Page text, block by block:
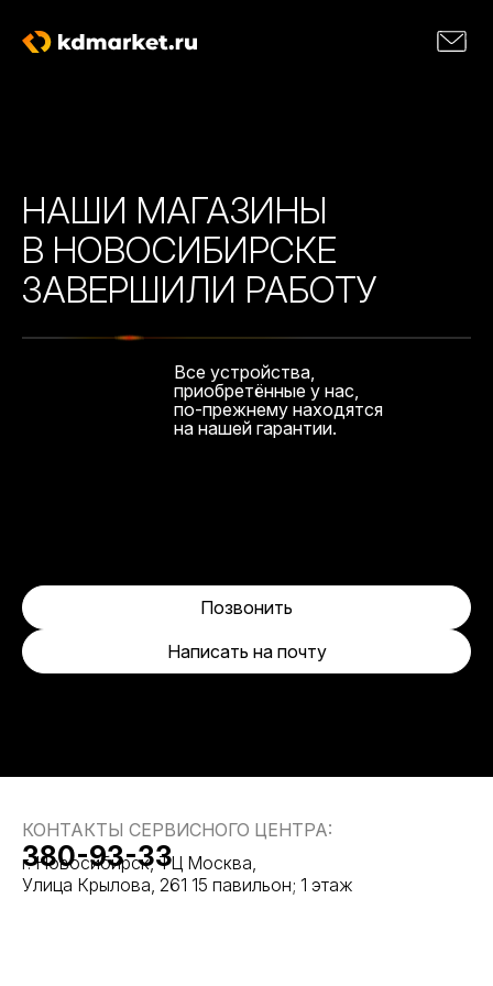
НАШИ МАГАЗИНЫ
В НОВОСИБИРСКЕ
ЗАВЕРШИЛИ РАБОТУ
Все устройства,
приобретённые у нас,
по-прежнему находятся
на нашей гарантии.
Написать на почту
Позвонить
КОНТАКТЫ СЕРВИСНОГО ЦЕНТРА:
г. Новосибирск, ТЦ Москва,
Улица Крылова, 261 15 павильон; 1 этаж
380-93-33